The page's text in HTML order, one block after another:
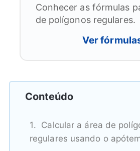
Conhecer as fórmulas
de polígonos regulares.
Ver
Conteúdo
Calcular a área de
regulares usando o